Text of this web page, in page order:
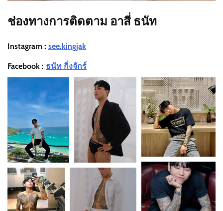
ช่องทางการติดตาม อาสี่ ธนัท
Instagram : see.kingjak
Facebook : ธนัท กิ่งจักร์